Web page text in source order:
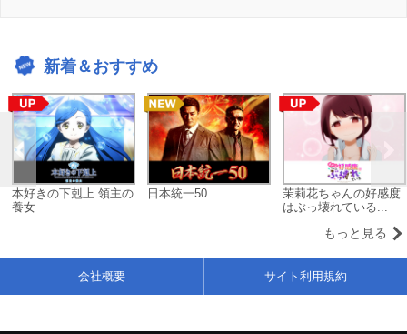
新着＆おすすめ
本好きの下剋上 領主の
養女
日本統一50
茉莉花ちゃんの好感度
はぶっ壊れている...
もっと見る
会社概要 サイト利用規約